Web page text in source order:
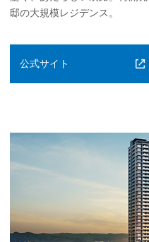
邸の大規模レジデンス。
公式サイト